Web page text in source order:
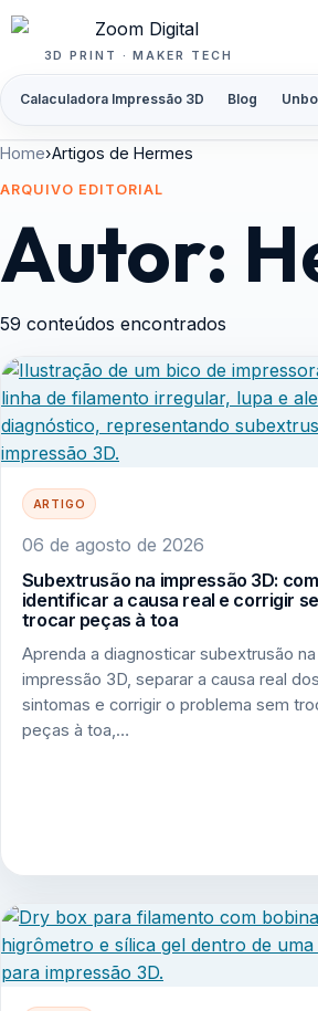
Pular para o conteúdo
3D PRINT · MAKER TECH
Calaculadora Impressão 3D Blog
Home›Artigos de Hermes
ARQUIVO EDITORIAL
Autor:
59 conteúdos encontrados
ARTIGO
06 de agosto de 2026
Subextrusão na impressão 3D:
identificar a causa real e corrigir
trocar peças à toa
Aprenda a diagnosticar subextrusão na
impressão 3D, separar a causa real dos
sintomas e corrigir o problema sem
peças à toa,…